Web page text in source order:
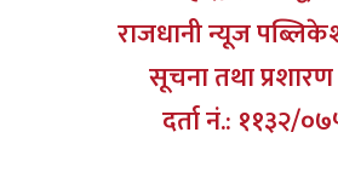
राजधानी न्यूज
सूचना तथा
दर्ता नं.: ११३२/